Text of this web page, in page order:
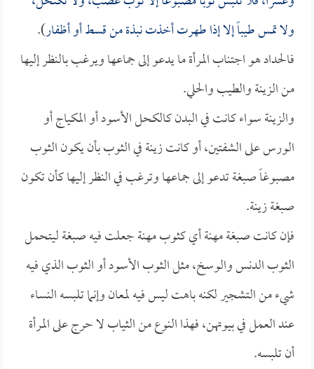
ولا تمس طيباً إلا إذا طهرت أخذت نبذة من قسط أو أظفار).
فالحداد هو اجتناب المرأة ما يدعو إلى جماعها ويرغب بالنظر إليها
من الزينة والطيب والحلي.
والزينة سواء كانت في البدن كالكحل الأسود أو المكياج أو
الورس على الشفتين، أو كانت زينة في الثوب بأن يكون الثوب
مصبوغاً صبغة تدعو إلى جماعها وترغب في النظر إليها كأن تكون
صبغة زينة.
فإن كانت صبغة مهنة أي كثوب مهنة جعلت فيه صبغة ليتحمل
الثوب الدنس والوسخ، مثل الثوب الأسود أو الثوب الذي فيه
شيء من التشجير لكنه باهت ليس فيه لمعان وإنما تلبسه النساء
عند العمل في بيوتهن، فهذا النوع من الثياب لا حرج على المرأة
أن تلبسه.